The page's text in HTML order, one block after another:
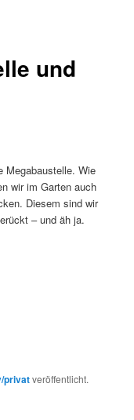
und
Megabaustelle. Wie
wir im Garten auch
Diesem sind wir
– und äh ja.
privatveröffentlicht.